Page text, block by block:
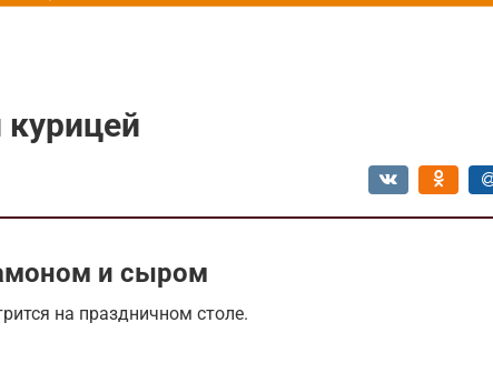
курицей
и сыром
на праздничном столе.